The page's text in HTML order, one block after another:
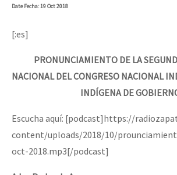
DateFecha: 19 Oct 2018
[:es]
PRONUNCIAMIENTO DE LA
NACIONAL DEL CONGRESO NACIONAL
INDÍGENA DE
Escucha aquí: [podcast]https://
content/uploads/2018/10/
oct-2018.mp3[/podcast]